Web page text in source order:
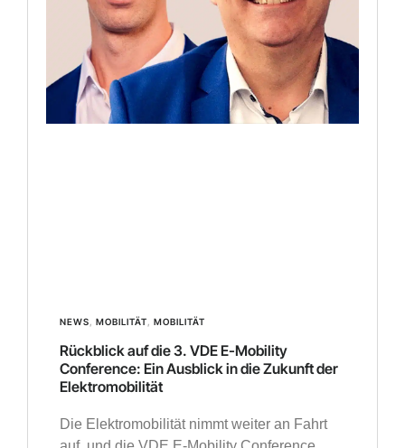
NEWS MOBILITÄT MOBILITÄT
Rückblick auf die 3. VDE E-Mobility
Conference: Ein Ausblick in die Zukunft der
Elektromobilität
Die Elektromobilität nimmt weiter an Fahrt